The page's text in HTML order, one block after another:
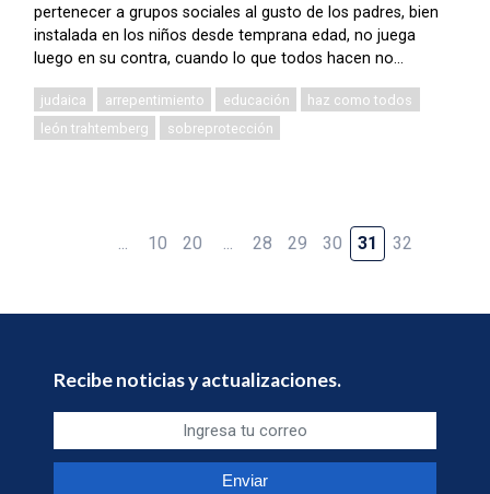
pertenecer a grupos sociales al gusto de los padres, bien
instalada en los niños desde temprana edad, no juega
luego en su contra, cuando lo que todos hacen no...
judaica arrepentimiento educación
haz como todos
león trahtemberg
sobreprotección
... 10 20 ... 28 29 30 31 32
Recibe noticias y actualizaciones.